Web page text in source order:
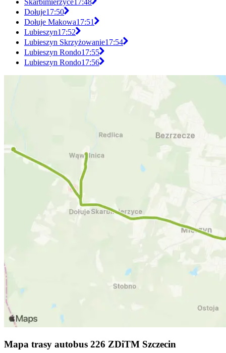
Skarbimierzyce17:48
Dołuje17:50
Dołuje Makowa17:51
Lubieszyn17:52
Lubieszyn Skrzyżowanie17:54
Lubieszyn Rondo17:55
Lubieszyn Rondo17:56
Mapa trasy autobus 226 ZDiTM Szczecin